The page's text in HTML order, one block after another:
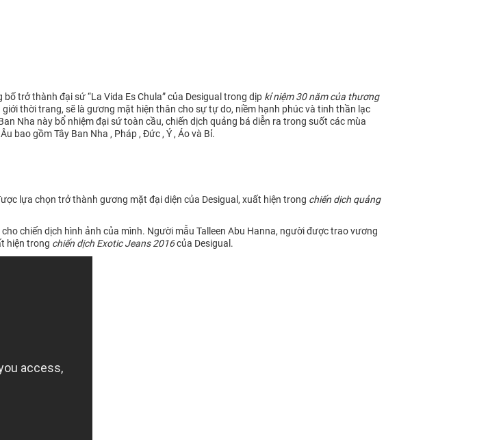
trở thành đại sứ “La Vida Es Chula” của Desigual trong dịp kỉ niệm 30 năm của thương
thời trang, sẽ là gương mặt hiện thân cho sự tự do, niềm hạnh phúc và tinh thần lạc
Nha này bổ nhiệm đại sứ toàn cầu, chiến dịch quảng bá diễn ra trong suốt các mùa
bao gồm Tây Ban Nha , Pháp , Đức , Ý , Áo và Bỉ.
lựa chọn trở thành gương mặt đại diện của Desigual, xuất hiện trong chiến dịch quảng
chiến dịch hình ảnh của mình. Người mẫu Talleen Abu Hanna, người được trao vương
hiện trong chiến dịch Exotic Jeans 2016của Desigual.